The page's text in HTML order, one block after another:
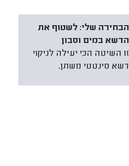
הבחירה שלי: לשטוף את
הדשא במים וסבון
זו השיטה הכי יעילה לניקוי
דשא סינטטי משתן.